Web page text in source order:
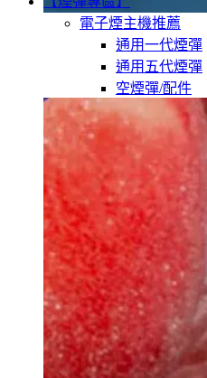
電子煙主機推薦
通用一代煙彈
通用五代煙彈
空煙彈/配件